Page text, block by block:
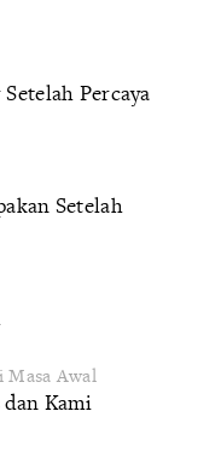
Percaya
Setelah
Masa Awal
Kami